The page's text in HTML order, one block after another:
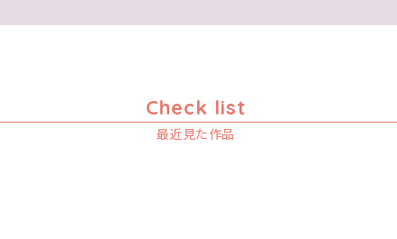
Check list
最近見た作品